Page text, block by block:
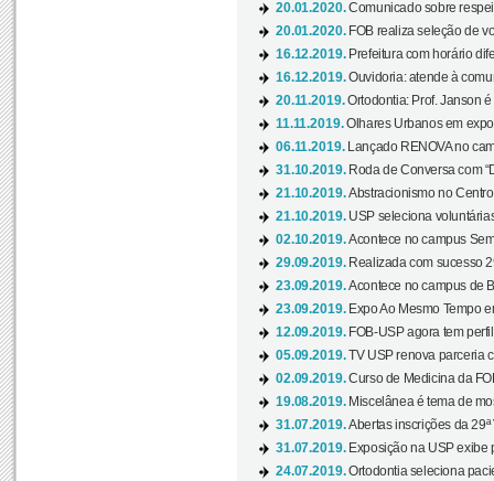
20.01.2020.Comunicado sobre
20.01.2020. FOB realiza seleção de
16.12.2019. Prefeitura com horário
16.12.2019.Ouvidoria: atende à
20.11.2019.Ortodontia: Prof. Janson
11.11.2019.Olhares Urbanos em
06.11.2019.
Lançado RENOVA no
31.10.2019. Roda de Conversa com
21.10.2019.Abstracionismo no
21.10.2019. USP seleciona
02.10.2019.Acontece no campus
29.09.2019. Realizada com sucesso
23.09.2019.Acontece no campus de
23.09.2019. Expo Ao Mesmo Tempo
12.09.2019. FOB-USP agora tem
05.09.2019.TV USP renova parceria
02.09.2019.Curso de Medicina da
19.08.2019. Miscelânea é tema de
31.07.2019.Abertas inscrições da 29ª
31.07.2019. Exposição na USP exibe
24.07.2019.Ortodontia seleciona